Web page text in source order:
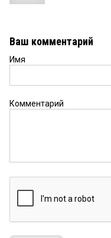
Ваш комментарий
Имя
Комментарий